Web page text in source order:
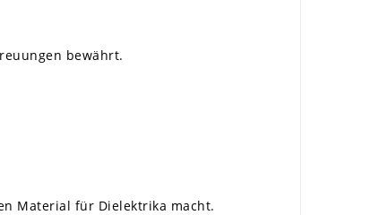
bewährt.
Material für Dielektrika macht.